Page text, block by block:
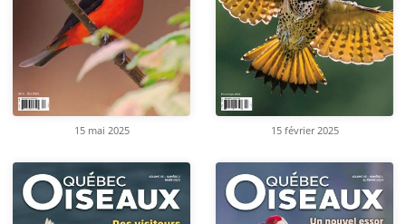
15 mai 2025 15 février 2025